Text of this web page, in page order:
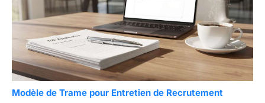
Modèle de Trame pour Entretien de Recrutement